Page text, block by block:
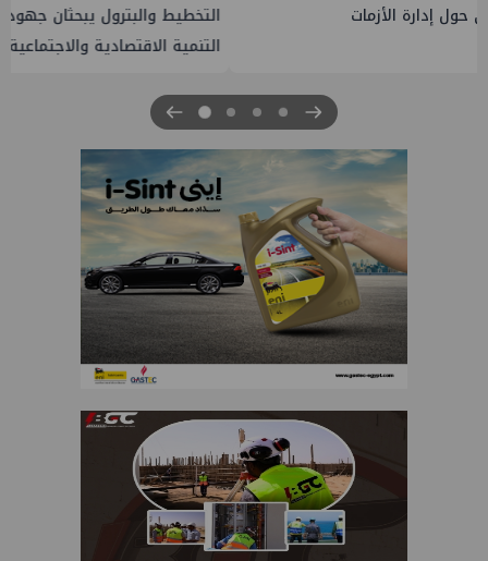
التخطيط والبترول يبحثان جهود تحقيق أمن الطاقة ضمن خطة
التنمية الاقتصادية والاجتماعية للعام المالي ٢٠٢٧/٢٠٢٦